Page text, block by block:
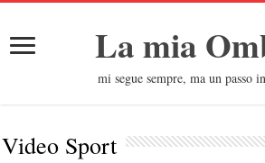
La mia
mi segue sempre, ma un passo
Video Sport